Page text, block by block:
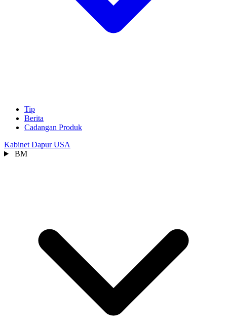
Tip
Berita
Cadangan Produk
Kabinet Dapur USA
BM